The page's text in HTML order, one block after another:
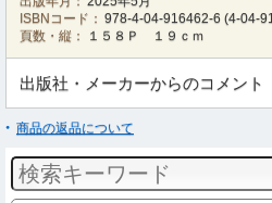
ISBNコード： 978-4-04-916462-6 (4-04-
頁数・縦：
１５８Ｐ １９ｃｍ
出版社・メーカーからのコメント
商品の返品について